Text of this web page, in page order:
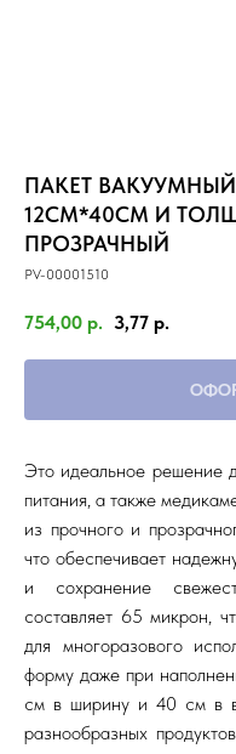
ПАКЕТ
12СМ*40СМ И
ПРОЗРАЧНЫЙ
PV-00001510
754,00 р. 3,77 р.
Это идеальное решение
питания, а также
из прочного и
что обеспечивает
и сохранение
составляет 65 микрон,
для многоразового
форму даже при
см в ширину и 40 см в
разнообразных